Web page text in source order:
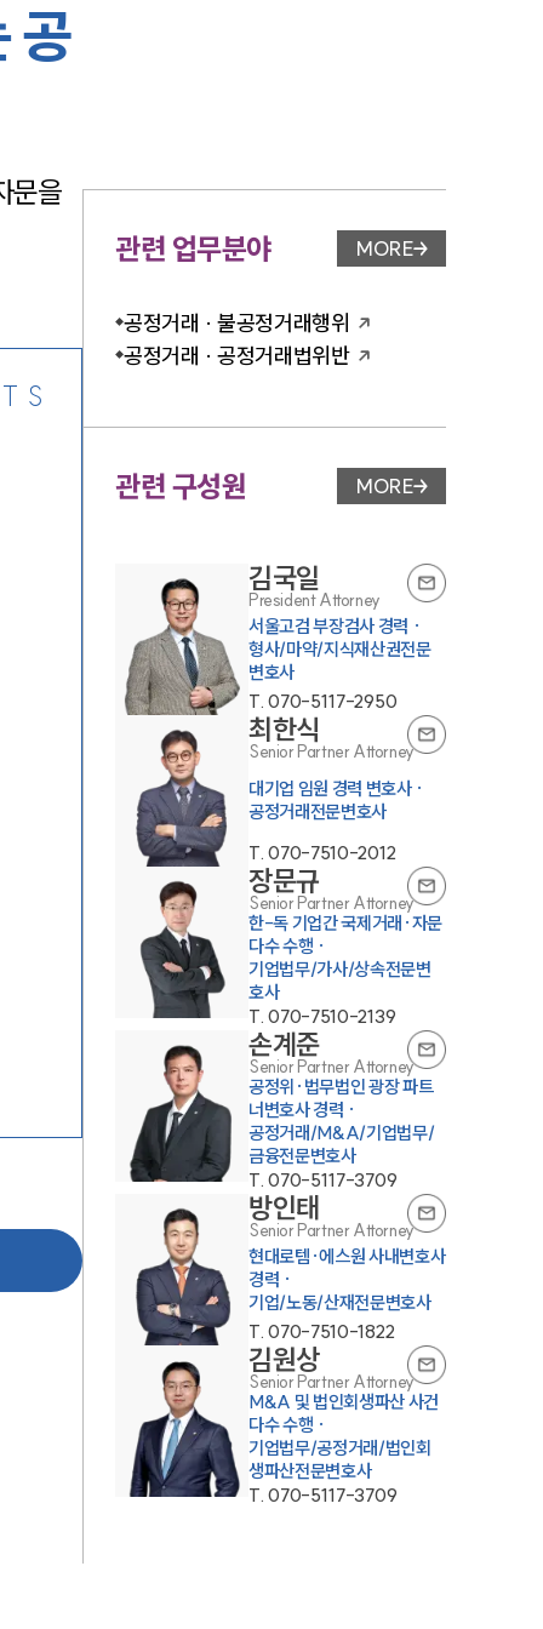
공
문을
관련 업무분야 업무분야 페이지 이
MORE
공정거래 · 불공정거래행위
공정거래 · 공정거래법위반
관련 구성원 변호사 페이지 이동
MORE
김국일
President Attorney
서울고검 부장검사 경력 ·
형사/마약/지식재산권전문
변호사
T.070-5117-2950
최한식
Senior Partner Attorney
대기업 임원 경력 변호사 ·
공정거래전문변호사
T.070-7510-2012
장문규
Senior Partner Attorney
한-독 기업간 국제거래·자문
다수 수행 ·
기업법무/가사/상속전문변
호사
T.070-7510-2139
손계준
Senior Partner Attorney
공정위·법무법인 광장 파트
너변호사 경력 ·
공정거래/M&A/기업법무/
금융전문변호사
T.070-5117-3709
방인태
Senior Partner Attorney
현대로템·에스원 사내변호사
경력 ·
기업/노동/산재전문변호사
T.070-7510-1822
김원상
Senior Partner Attorney
M&A 및 법인회생파산 사건
다수 수행 ·
기업법무/공정거래/법인회
생파산전문변호사
T.070-5117-3709